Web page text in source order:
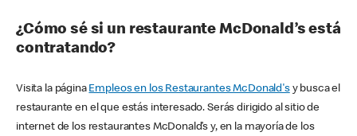
¿Cómo sé si un restaurante McDonald’s está
contratando?
Visita la página Empleos en los Restaurantes McDonald'sy busca el
restaurante en el que estás interesado. Serás dirigido al sitio de
internet de los restaurantes McDonald’s y, en la mayoría de los